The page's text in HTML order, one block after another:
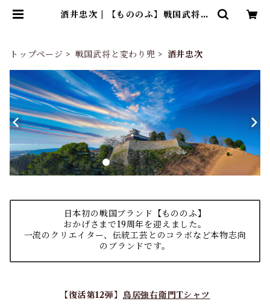
酒井忠次 | 【もののふ】戦国武将と
トップページ
戦国武将と変わり兜 酒井忠次
日本初の戦国ブランド【もののふ】
おかげさまで19周年を迎えました。
一流のクリエイター、伝統工芸とのコラボなど本物志向
のブランドです。
【復活第12弾】 鳥居強右衛門Tシャツ